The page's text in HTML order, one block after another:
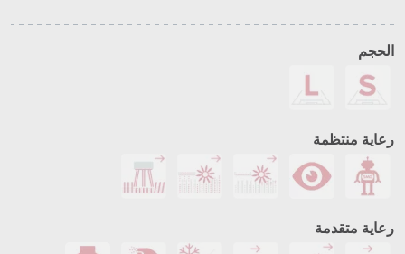
الحجم
رعاية منتظمة
رعاية متقدمة